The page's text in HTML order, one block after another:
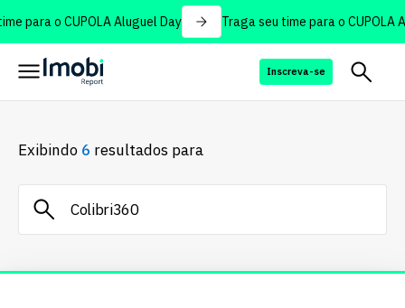
para o CUPOLA Aluguel Day Traga seu time para o CUPOLA
Inscreva-se
Exibindo 6 resultados para